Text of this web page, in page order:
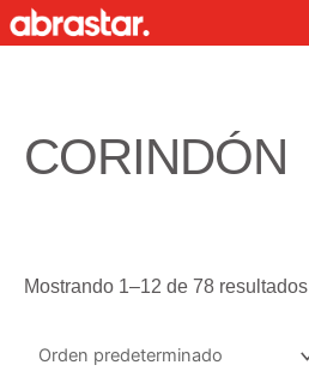
al
CORINDÓN
Mostrando 1–12 de 78 resultados